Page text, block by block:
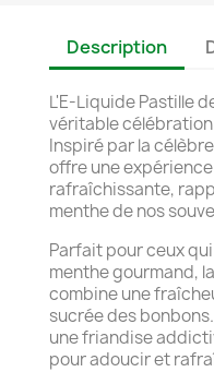
Description
L'E-Liquide Pastille
véritable
Inspiré par la
offre une
rafraîchissante,
menthe de nos
Parfait pour ceux
menthe gourmand,
combine une
sucrée des
une friandise
pour adoucir et